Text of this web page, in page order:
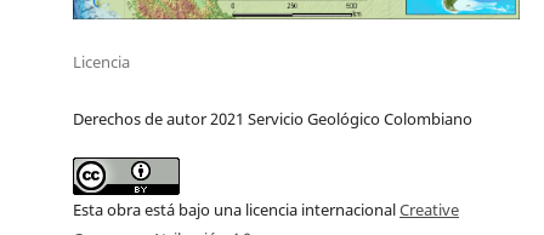
Licencia
Derechos de autor 2021 Servicio Geológico Colombiano
Esta obra está bajo una licencia internacionalCreative